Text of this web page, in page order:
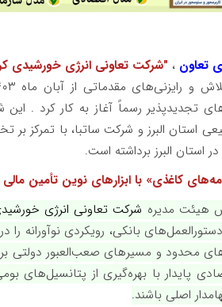
تعاون ، "شرکت تعاونی انرژی خورشیدی
تجدیدپذیر رسماً آغاز به کار کرد .
استان البرز و شرکت ساتبا، با تمرکز
استان البرز برداشته است.
کاغذی» با ابزارهای نوین تأمین مالی
هیئت مدیره شرکت تعاونی انرژی
بانکی، رویکردی
محدود و مسیرهای صعب‌العبور دولتی بر
پایدار با بهره‌گیری از پتانسیل‌های
اصلی باشند.